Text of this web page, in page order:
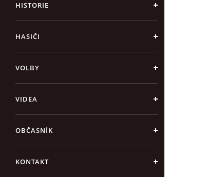
HISTORIE
HASIČI
VOLBY
VIDEA
OBČASNÍK
KONTAKT